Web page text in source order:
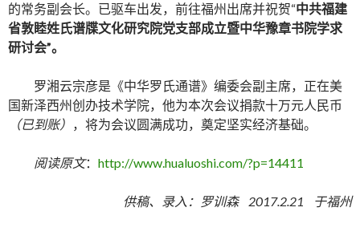
的常务副会长。已驱车出发，前往福州出席并祝贺“中共福建
省敦睦姓氏谱牒文化研究院党支部成立暨中华豫章书院学求
研讨会”。
罗湘云宗彦是《中华罗氏通谱》编委会副主席，正在美
国新泽西州创办技术学院，他为本次会议捐款十万元人民币
（已到账） ，将为会议圆满成功，奠定坚实经济基础。
阅读原文： http://www.hualuoshi.com/?p=14411
供稿、录入：罗训森 2017.2.21 于福州